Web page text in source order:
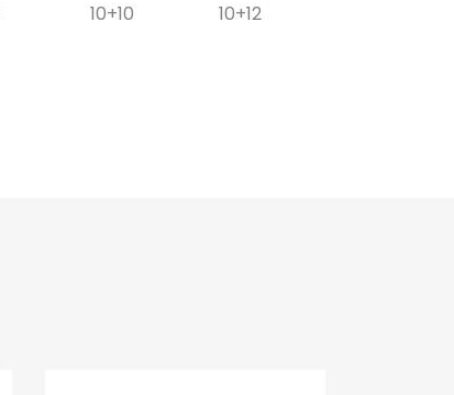
10+10 10+12